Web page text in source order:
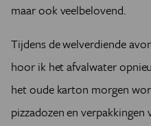
maar ook veelbelovend.
Tijdens de welverdiende
hoor ik het afvalwater
het oude karton morgen
pizzadozen en